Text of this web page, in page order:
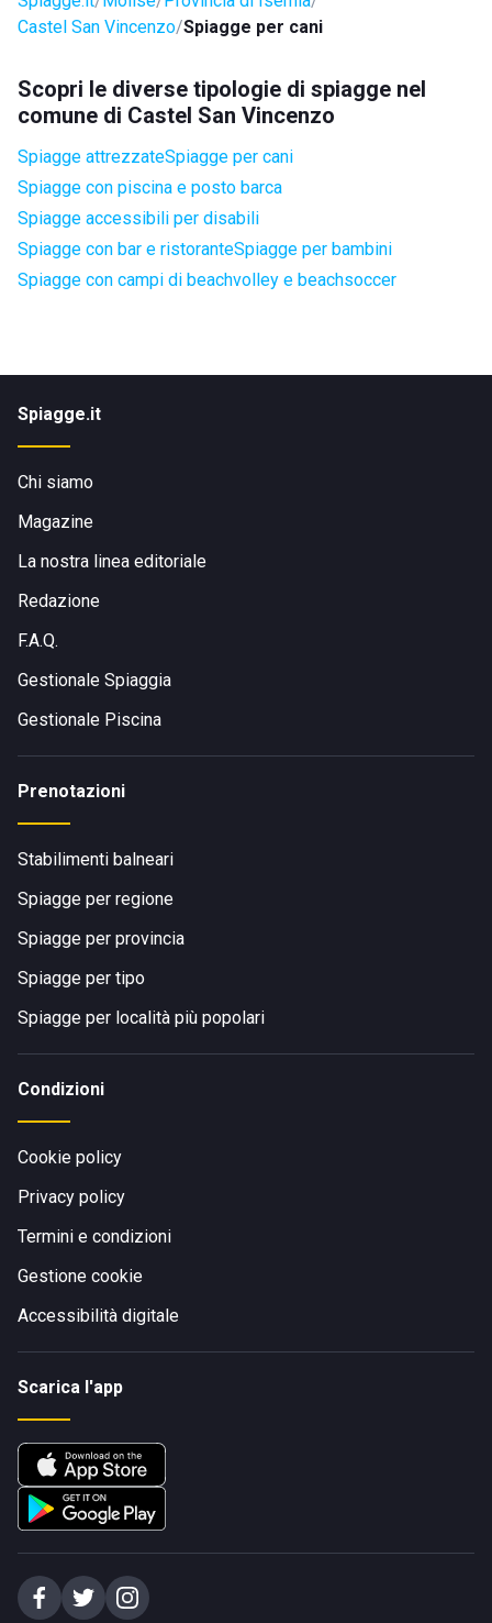
Castel San Vincenzo Spiagge per cani
Scopri le diverse tipologie di spiagge nel
comune di Castel San Vincenzo
Spiagge attrezzateSpiagge per cani
Spiagge con piscina e posto barca
Spiagge accessibili per disabili
Spiagge con bar e ristoranteSpiagge per bambini
Spiagge con campi di beachvolley e beachsoccer
Spiagge.it
Chi siamo
Magazine
La nostra linea editoriale
Redazione
F.A.Q.
Gestionale Spiaggia
Gestionale Piscina
Prenotazioni
Stabilimenti balneari
Spiagge per regione
Spiagge per provincia
Spiagge per tipo
Spiagge per località più popolari
Condizioni
Cookie policy
Privacy policy
Termini e condizioni
Gestione cookie
Accessibilità digitale
Scarica l'app